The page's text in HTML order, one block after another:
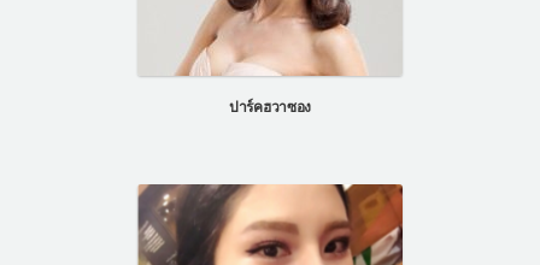
แนะนำโรงพยาบาลไอดี
ปาร์คฮวาซอง